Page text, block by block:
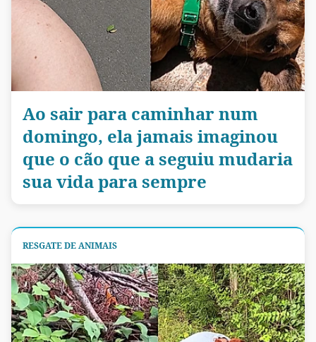
Ao sair para caminhar num
domingo, ela jamais imaginou
que o cão que a seguiu mudaria
sua vida para sempre
RESGATE DE ANIMAIS